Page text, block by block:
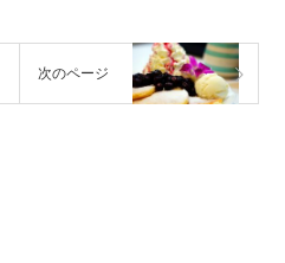
次のページ